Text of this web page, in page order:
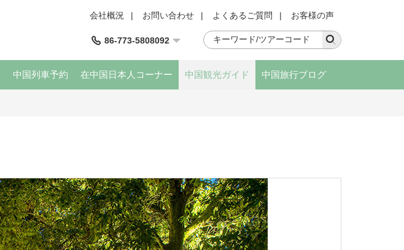
会社概況 | お問い合わせ | よくあるご質問 | お客様の声
86-773-5808092
中国列車予約 在中国日本人コーナー 中国観光ガイド 中国旅行ブログ